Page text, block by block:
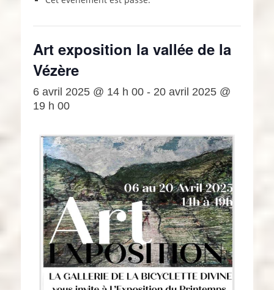
Art exposition la vallée de la
Vézère
6 avril 2025 @ 14 h 00 - 20 avril 2025 @
19 h 00